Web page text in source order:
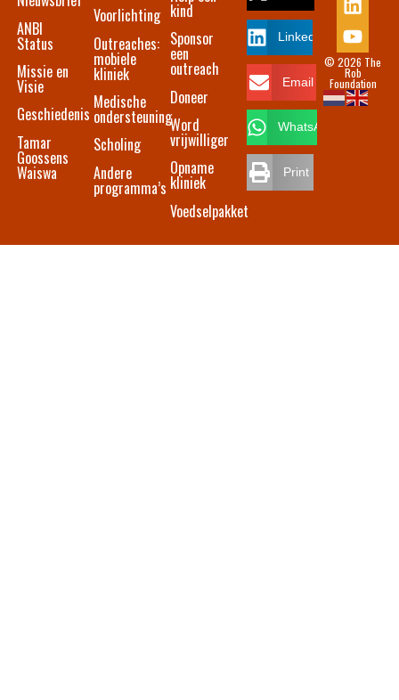
© 2026 The
Rob
Foundation
ANBI
Status
Missie en
Visie
Geschiedenis
Tamar
Goossens
Waiswa
Voorlichting
Outreaches:
mobiele
kliniek
Medische
ondersteuning
Scholing
Andere
programma’s
kind
Sponsor
een
outreach
Doneer
Word
vrijwilliger
Opname
kliniek
Voedselpakket
LinkedIn
Email
WhatsApp
Print